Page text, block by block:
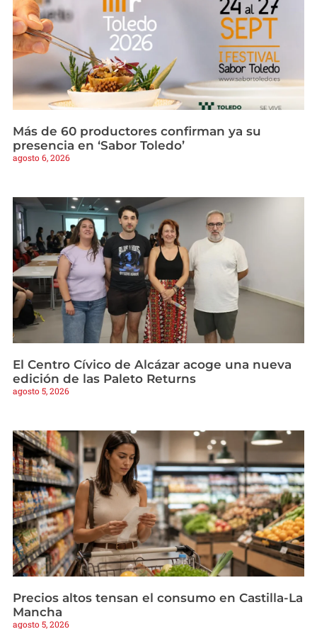
Más de 60 productores confirman ya su
presencia en ‘Sabor Toledo’
agosto 6, 2026
El Centro Cívico de Alcázar acoge una nueva
edición de las Paleto Returns
agosto 5, 2026
Precios altos tensan el consumo en Castilla-La
Mancha
agosto 5, 2026